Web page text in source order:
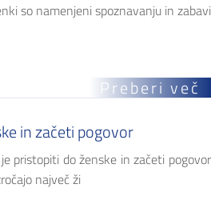
so namenjeni spoznavanju in zabavi
Preberi več
in začeti pogovor
pristopiti do ženske in začeti pogovor
največ ži